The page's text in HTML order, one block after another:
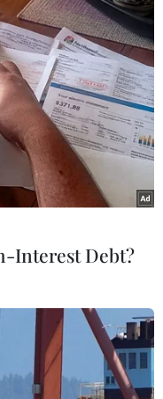
(Vietnam+)
#máy tính bảng
Interest Debt?